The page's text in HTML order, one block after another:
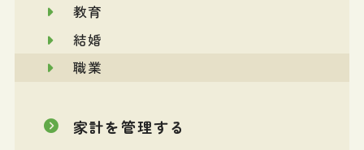
教育
結婚
職業
家計を管理する